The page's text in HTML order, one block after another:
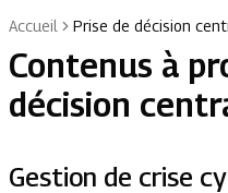
Accueil
Prise de décision
Contenus à
décision
Gestion de crise